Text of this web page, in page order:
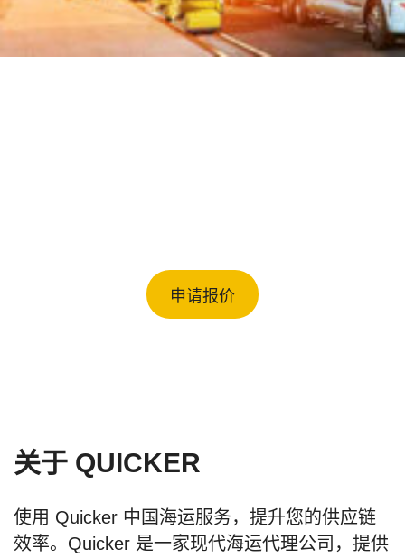
申请报价
关于 QUICKER
使用 Quicker 中国海运服务，提升您的供应链
效率。Quicker 是一家现代海运代理公司，提供